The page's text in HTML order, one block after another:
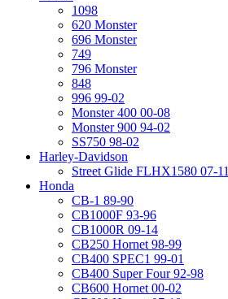
1098
620 Monster
696 Monster
749
796 Monster
848
996 99-02
Monster 400 00-08
Monster 900 94-02
SS750 98-02
Harley-Davidson
Street Glide FLHX1580 07-11
Honda
CB-1 89-90
CB1000F 93-96
CB1000R 09-14
CB250 Hornet 98-99
CB400 SPEC1 99-01
CB400 Super Four 92-98
CB600 Hornet 00-02